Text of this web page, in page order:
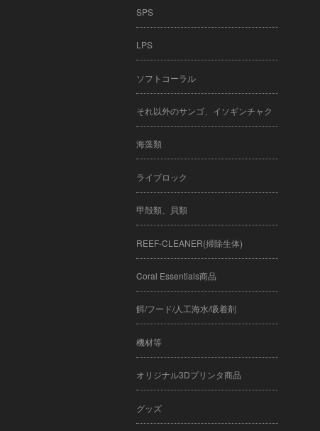
SPS
LPS
ソフトコーラル
それ以外のサンゴ、イソギンチャク
海藻類
ライブロック
甲殻類、貝類
REEF-CLEANER(掃除生体)
Coral Essentials商品
餌/フード/人工海水/吸着剤
機材等
オリジナル3Dプリンタ商品
グッズ